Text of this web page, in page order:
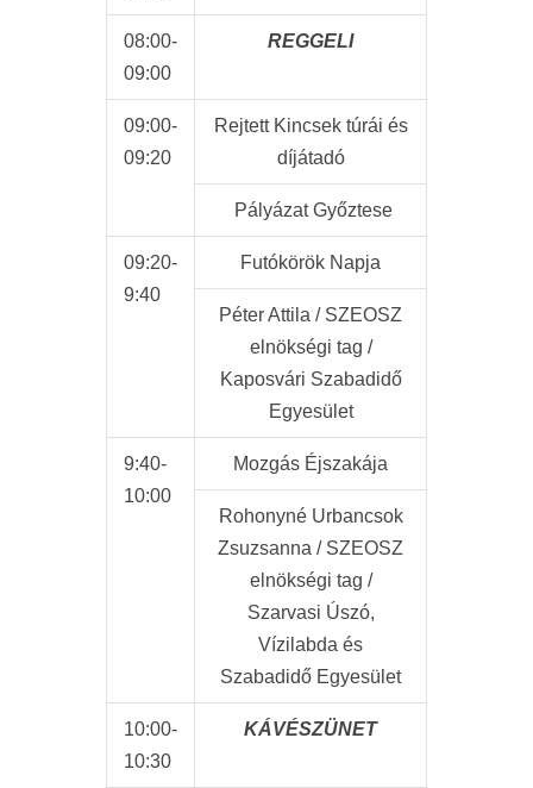
08:00-
09:00
REGGELI
09:00-
09:20
Rejtett Kincsek túrái és
díjátadó
Pályázat Győztese
09:20-
9:40
Futókörök Napja
Péter Attila / SZEOSZ
elnökségi tag /
Kaposvári Szabadidő
Egyesület
9:40-
10:00
Mozgás Éjszakája
Rohonyné Urbancsok
Zsuzsanna / SZEOSZ
elnökségi tag /
Szarvasi Úszó,
Vízilabda és
Szabadidő Egyesület
10:00-
10:30
KÁVÉSZÜNET